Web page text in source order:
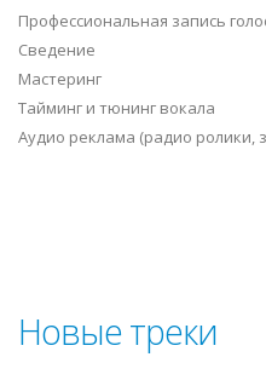
Профессиональная запись
Сведение
Мастеринг
Тайминг и тюнинг вокала
Аудио реклама (радио ролики,
Новые треки